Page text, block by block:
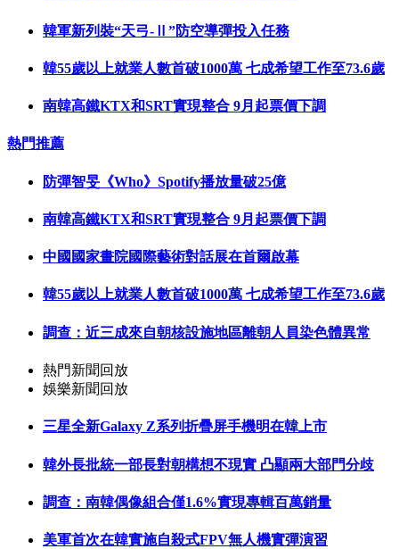
韓軍新列裝“天弓-Ⅱ”防空導彈投入任務
韓55歲以上就業人數首破1000萬 七成希望工作至73.6歲
南韓高鐵KTX和SRT實現整合 9月起票價下調
熱門推薦
防彈智旻《Who》Spotify播放量破25億
南韓高鐵KTX和SRT實現整合 9月起票價下調
中國國家畫院國際藝術對話展在首爾啟幕
韓55歲以上就業人數首破1000萬 七成希望工作至73.6歲
調查：近三成來自朝核設施地區離朝人員染色體異常
熱門新聞回放
娛樂新聞回放
三星全新Galaxy Z系列折疊屏手機明在韓上市
韓外長批統一部長對朝構想不現實 凸顯兩大部門分歧
調查：南韓偶像組合僅1.6%實現專輯百萬銷量
美軍首次在韓實施自殺式FPV無人機實彈演習